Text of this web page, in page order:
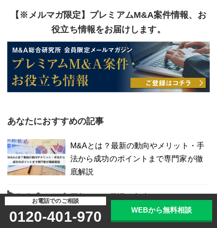
【※メルマガ限定】プレミアムM&A案件情報、お
役立ち情報をお届けします。
あなたにおすすめの記事
M&Aとは？最新の動向やメリット・手
法から成功のポイントまで専門家が徹
底解説
買収とは？用語の意味やメリット・デ
メリット、M&A手法、買収防衛策も解
説
お電話でのご相談
0120-401-970 WEBから無料相談